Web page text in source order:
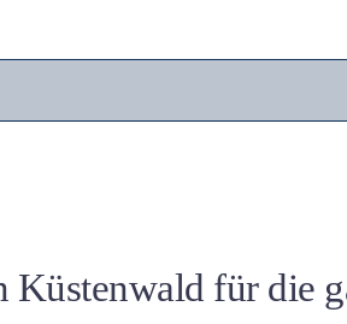
Küstenwald für die